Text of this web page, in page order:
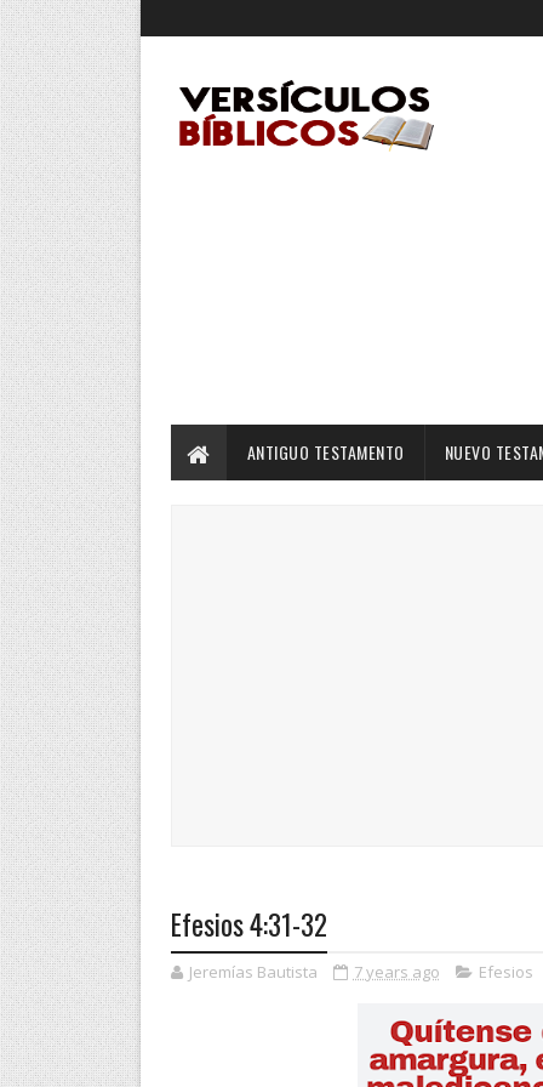
ANTIGUO TESTAMENTO NUEVO
Efesios 4:31-32
Jeremías Bautista 7 years ago Efesios